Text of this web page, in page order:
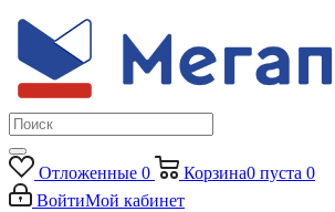
Отложенные 0 Корзина0 пуста 0
ВойтиМой кабинет